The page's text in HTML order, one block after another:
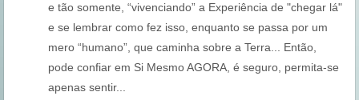
e tão somente, “vivenciando” a Experiência de "chegar lá"
e se lembrar como fez isso, enquanto se passa por um
mero “humano”, que caminha sobre a Terra... Então,
pode confiar em Si Mesmo AGORA, é seguro, permita-se
apenas sentir...